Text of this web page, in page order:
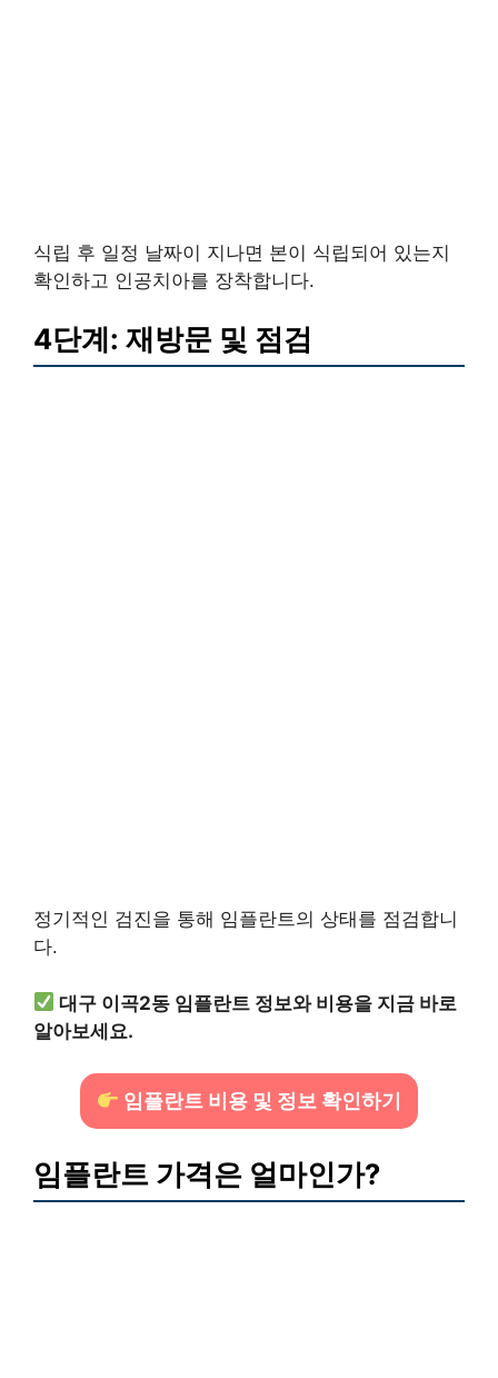
식립 후 일정 날짜이 지나면 본이 식립되어 있는지
확인하고 인공치아를 장착합니다.
4단계: 재방문 및 점검
정기적인 검진을 통해 임플란트의 상태를 점검합니
다.
대구 이곡2동 임플란트 정보와 비용을 지금 바로
알아보세요.
임플란트 비용 및 정보 확인하기
임플란트 가격은 얼마인가?